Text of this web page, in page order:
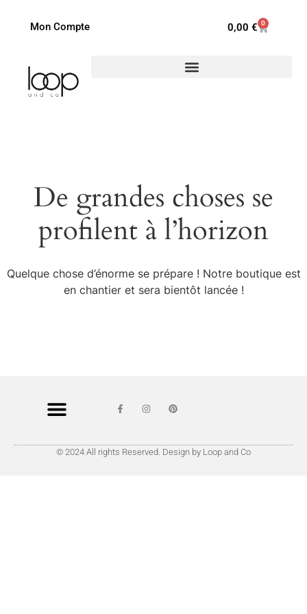
Mon Compte 0,00 € 0
De grandes choses se
profilent à l’horizon
Quelque chose d’énorme se prépare ! Notre boutique est
en chantier et sera bientôt lancée !
© 2024 All rights Reserved. Design by Loop and Co